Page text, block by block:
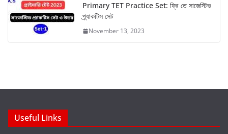
Primary TET Practice Set: ফ্রি তে সাজেস্টিভ
প্র্যাকটিস সেট
November 13, 2023
Useful Links